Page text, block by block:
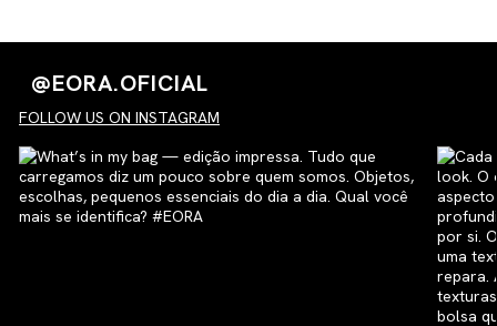
@EORA.OFICIAL
FOLLOW US ON INSTAGRAM